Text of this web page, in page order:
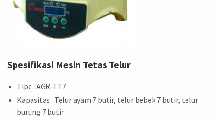
Spesifikasi Mesin Tetas Telur
Tipe : AGR-TT7
Kapasitas : Telur ayam 7 butir, telur bebek 7 butir, telur
burung 7 butir